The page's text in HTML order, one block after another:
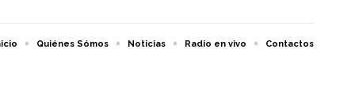
Quiénes Sómos Noticias Radio en vivo Contactos